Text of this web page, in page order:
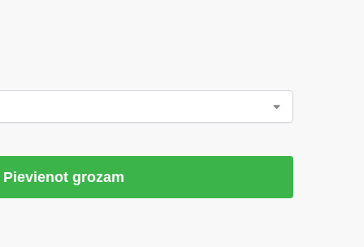
Pievienot grozam